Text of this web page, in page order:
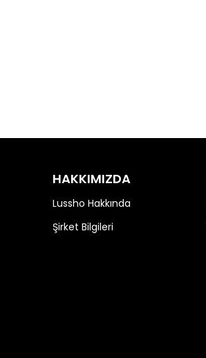
HAKKIMIZDA
Lussho Hakkında
Şirket Bilgileri